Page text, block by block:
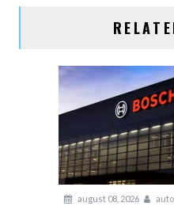
august 08, 2026 auto